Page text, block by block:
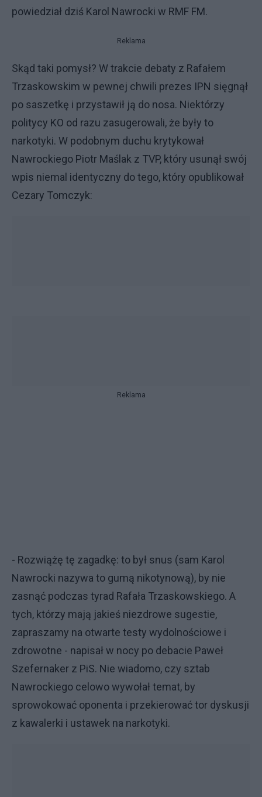
powiedział dziś Karol Nawrocki w RMF FM.
Reklama
Skąd taki pomysł? W trakcie debaty z Rafałem
Trzaskowskim w pewnej chwili prezes IPN sięgnął
po saszetkę i przystawił ją do nosa. Niektórzy
politycy KO od razu zasugerowali, że były to
narkotyki. W podobnym duchu krytykował
Nawrockiego Piotr Maślak z TVP, który usunął swój
wpis niemal identyczny do tego, który opublikował
Cezary Tomczyk:
Reklama
- Rozwiążę tę zagadkę: to był snus (sam Karol
Nawrocki nazywa to gumą nikotynową), by nie
zasnąć podczas tyrad Rafała Trzaskowskiego. A
tych, którzy mają jakieś niezdrowe sugestie,
zapraszamy na otwarte testy wydolnościowe i
zdrowotne - napisał w nocy po debacie Paweł
Szefernaker z PiS. Nie wiadomo, czy sztab
Nawrockiego celowo wywołał temat, by
sprowokować oponenta i przekierować tor dyskusji
z kawalerki i ustawek na narkotyki.